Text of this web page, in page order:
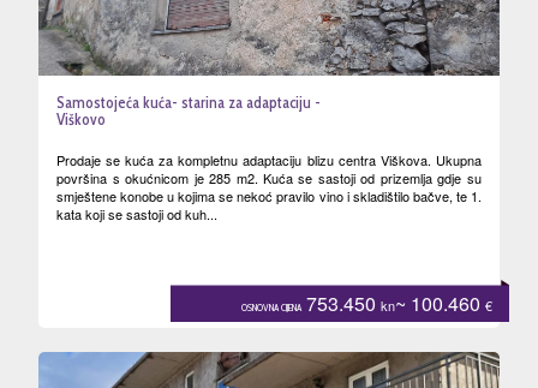
Samostojeća kuća- starina za adaptaciju -
Viškovo
Prodaje se kuća za kompletnu adaptaciju blizu centra Viškova. Ukupna
površina s okućnicom je 285 m2. Kuća se sastoji od prizemlja gdje su
smještene konobe u kojima se nekoć pravilo vino i skladištilo bačve, te 1.
kata koji se sastoji od kuh...
OSNOVNA CIJENA 753.450 kn~ 100.460 €